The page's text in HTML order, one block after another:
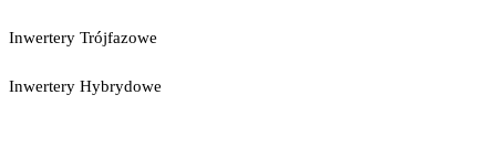
Inwertery Trójfazowe
Inwertery Hybrydowe